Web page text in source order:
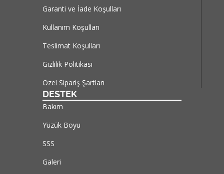
Garanti ve İade Koşulları
Kullanım Koşulları
Teslimat Koşulları
Gizlilik Politikası
Özel Sipariş Şartları
DESTEK
Bakım
Yüzük Boyu
SSS
Galeri